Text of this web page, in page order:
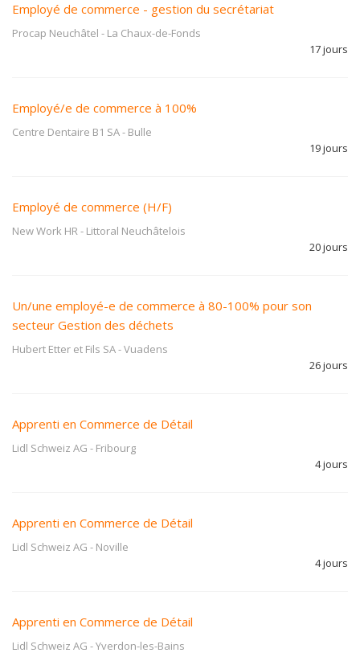
Employé de commerce - gestion du secrétariat
Procap Neuchâtel - La Chaux-de-Fonds
17 jours
Employé/e de commerce à 100%
Centre Dentaire B1 SA- Bulle
19 jours
Employé de commerce (H/F)
New Work HR- Littoral Neuchâtelois
20 jours
Un/une employé-e de commerce à 80-100% pour son
secteur Gestion des déchets
Hubert Etter et Fils SA-Vuadens
26 jours
Apprenti en Commerce de Détail
Lidl Schweiz AG - Fribourg
4 jours
Apprenti en Commerce de Détail
Lidl Schweiz AG - Noville
4 jours
Apprenti en Commerce de Détail
Lidl Schweiz AG -Yverdon-les-Bains